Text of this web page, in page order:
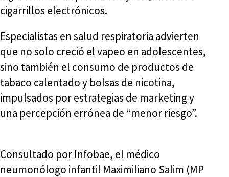
cigarrillos electrónicos.
Especialistas en salud respiratoria advierten
que no solo creció el vapeo en adolescentes,
sino también el consumo de productos de
tabaco calentado y bolsas de nicotina,
impulsados por estrategias de marketing y
una percepción errónea de “menor riesgo”.
Consultado por Infobae, el médico
neumonólogo infantil Maximiliano Salim (MP